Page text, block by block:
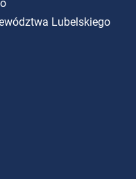
Lubelskiego